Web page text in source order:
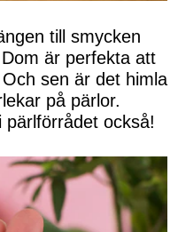
till smycken
är perfekta att
sen är det himla
på pärlor.
också!